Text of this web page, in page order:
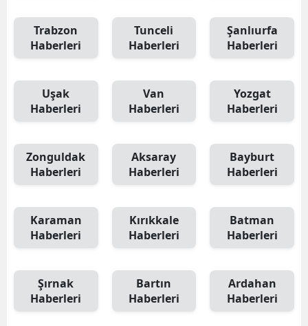
Trabzon
Haberleri
Tunceli
Haberleri
Şanlıurfa
Haberleri
Uşak
Haberleri
Van
Haberleri
Yozgat
Haberleri
Zonguldak
Haberleri
Aksaray
Haberleri
Bayburt
Haberleri
Karaman
Haberleri
Kırıkkale
Haberleri
Batman
Haberleri
Şırnak
Haberleri
Bartın
Haberleri
Ardahan
Haberleri